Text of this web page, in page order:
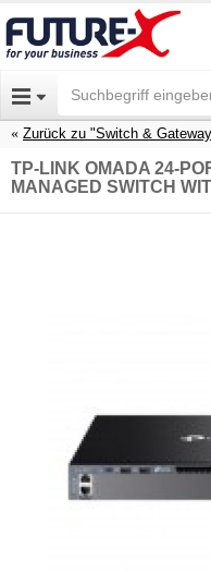
Zurück zu "Switch &
TP-LINK OMADA 24-
MANAGED SWITCH